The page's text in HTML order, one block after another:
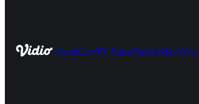
HomeLiveTV ShowSportsKidsNews